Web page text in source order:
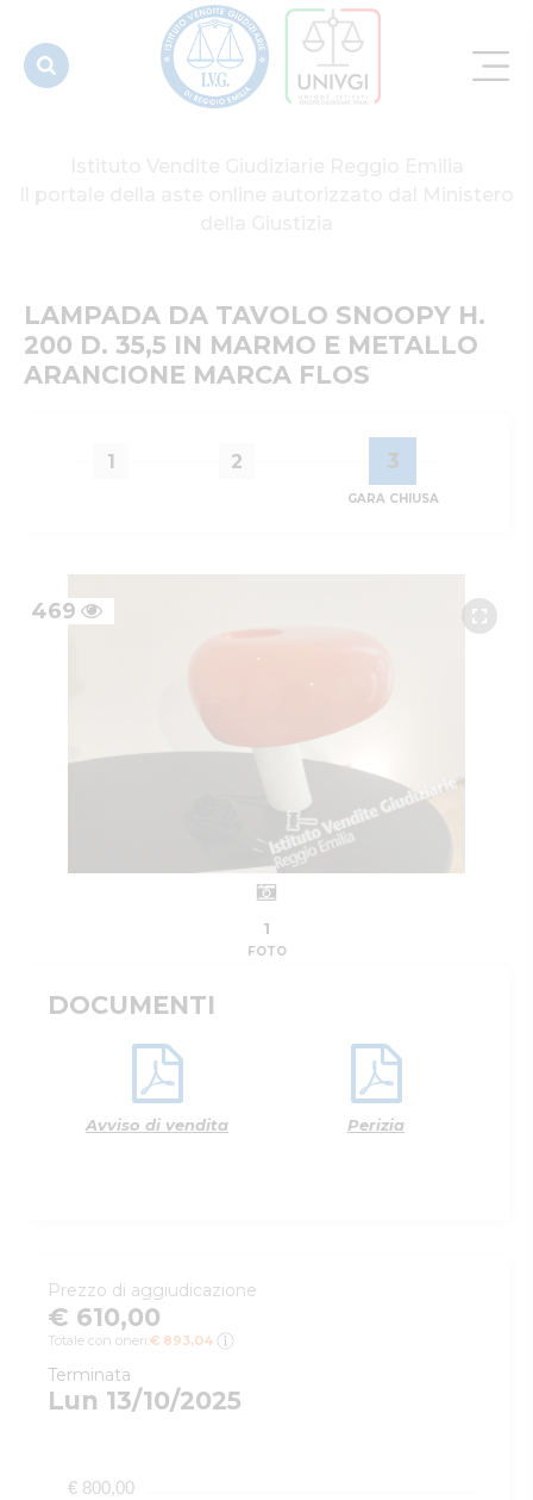
ARANCIONE
MARCA
FLOS
LAMPADA DA TAVOLO SNOOPY H.
200 D. 35,5 IN MARMO E METALLO
ARANCIONE MARCA FLOS
1 2 3
GARA CHIUSA
469
1
FOTO
DOCUMENTI
Avviso di vendita Perizia
Prezzo di aggiudicazione
€ 610,00
Totale con oneri: € 893,04
Terminata
Lun 13/10/2025
€ 800,00